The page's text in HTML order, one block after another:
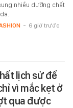
nhiều dưỡng chất
- 6 giờ trước
lịch sử để
vì mắc kẹt ở
qua được